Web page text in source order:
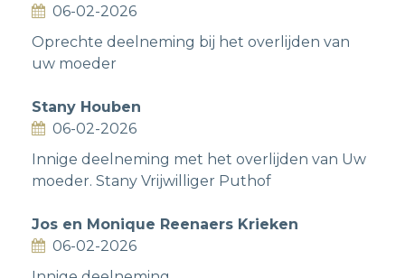
06-02-2026
Oprechte deelneming bij het overlijden van
uw moeder
Stany Houben
06-02-2026
Innige deelneming met het overlijden van Uw
moeder. Stany Vrijwilliger Puthof
Jos en Monique Reenaers Krieken
06-02-2026